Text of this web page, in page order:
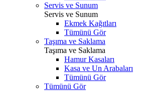
Servis ve Sunum
Servis ve Sunum
Ekmek Kağıtları
Tümünü Gör
Taşıma ve Saklama
Taşıma ve Saklama
Hamur Kasaları
Kasa ve Un Arabaları
Tümünü Gör
Tümünü Gör